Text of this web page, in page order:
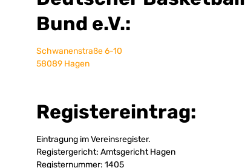
Bund e.V.:
Schwanenstraße 6-10
58089 Hagen
Registereintrag:
Eintragung im Vereinsregister.
Registergericht: Amtsgericht Hagen
Registernummer: 1405